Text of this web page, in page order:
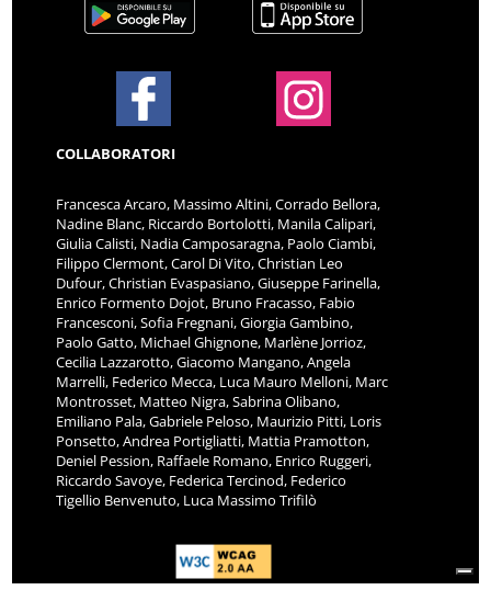
COLLABORATORI
Francesca Arcaro, Massimo Altini, Corrado Bellora,
Nadine Blanc, Riccardo Bortolotti, Manila Calipari,
Giulia Calisti, Nadia Camposaragna, Paolo Ciambi,
Filippo Clermont, Carol Di Vito, Christian Leo
Dufour, Christian Evaspasiano, Giuseppe Farinella,
Enrico Formento Dojot, Bruno Fracasso, Fabio
Francesconi, Sofia Fregnani, Giorgia Gambino,
Paolo Gatto, Michael Ghignone, Marlène Jorrioz,
Cecilia Lazzarotto, Giacomo Mangano, Angela
Marrelli, Federico Mecca, Luca Mauro Melloni, Marc
Montrosset, Matteo Nigra, Sabrina Olibano,
Emiliano Pala, Gabriele Peloso, Maurizio Pitti, Loris
Ponsetto, Andrea Portigliatti, Mattia Pramotton,
Deniel Pession, Raffaele Romano, Enrico Ruggeri,
Riccardo Savoye, Federica Tercinod, Federico
Tigellio Benvenuto, Luca Massimo Trifilò